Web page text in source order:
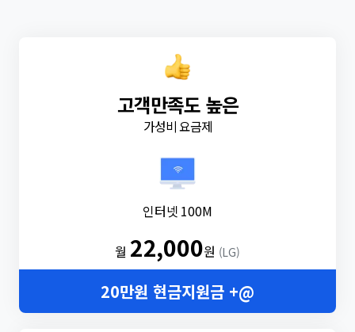
고객만족도 높은
가성비 요금제
인터넷 100M
월 22,000원 (LG)
20만원 현금지원금 +@